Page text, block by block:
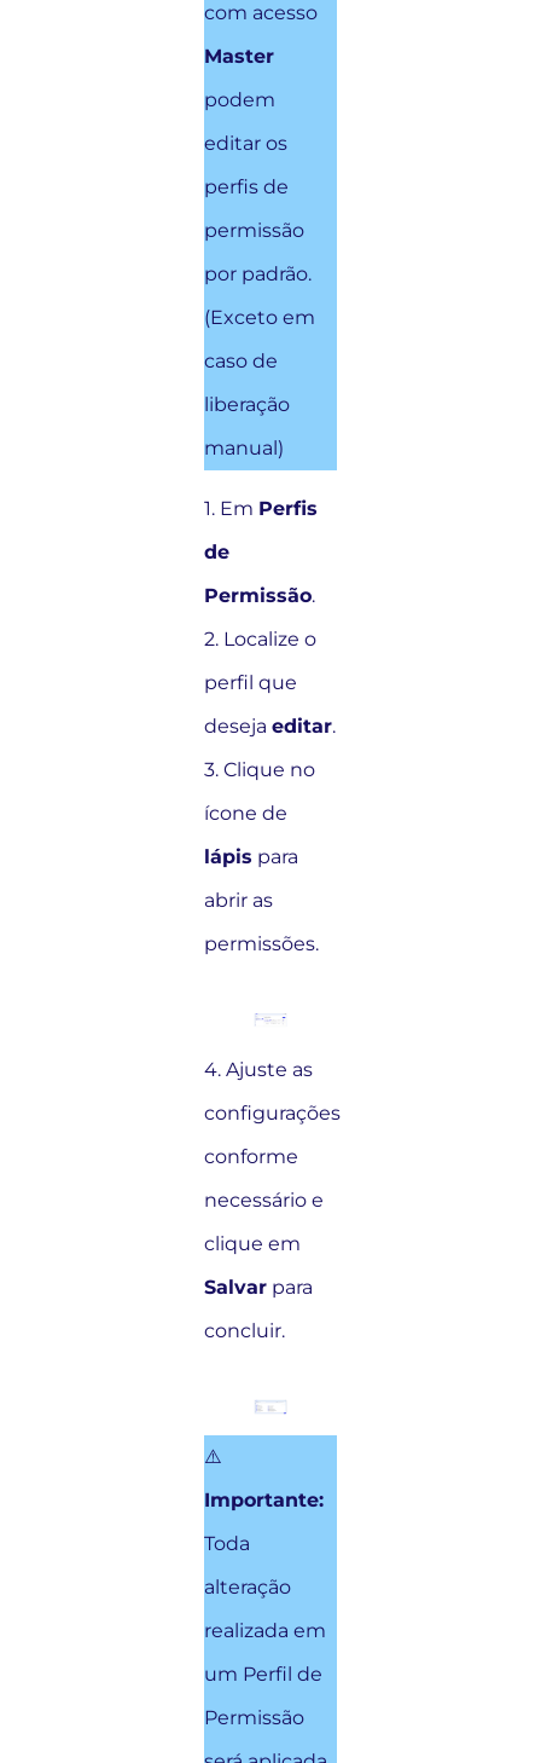
com acesso
Master
podem
editar os
perfis de
permissão
por padrão.
(Exceto em
caso de
liberação
manual)
1. Em Perfis
de
Permissão.
2. Localize o
perfil que
desejaeditar.
3. Clique no
ícone de
lápis para
abrir as
permissões.
4. Ajuste as
configurações
conforme
necessário e
clique em
Salvar para
concluir.
⚠️
Importante:
Toda
alteração
realizada em
um Perfil de
Permissão